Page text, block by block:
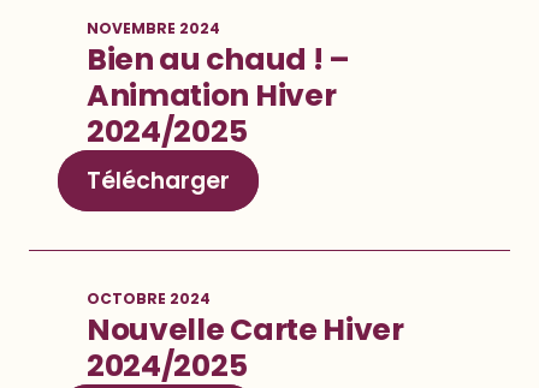
NOVEMBRE 2024
Bien au chaud ! –
Animation Hiver
2024/2025
Télécharger
OCTOBRE 2024
Nouvelle Carte Hiver
2024/2025